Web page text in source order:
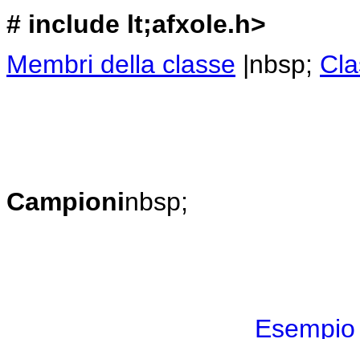
# include lt;afxole.h>
Membri della classe |nbsp;
Campioninbsp;